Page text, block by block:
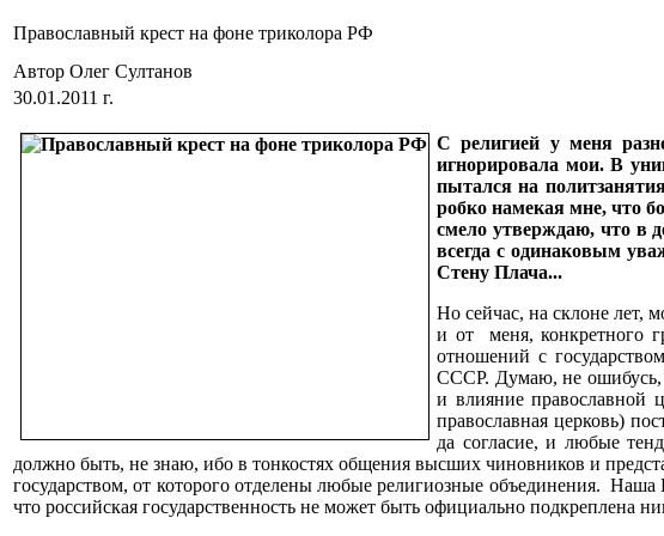
Православный крест на фоне триколора РФ
Автор Олег Султанов
30.01.2011 г.
С религией у меня
игнорировала мои. В
пытался на
робко намекая мне, что
смело утверждаю, что в
всегда с одинаковым
Стену Плача...
Но сейчас, на склоне лет,
и от меня, конкретного
отношений с
СССР. Думаю, не ошибусь,
и влияние православной
православная церковь)
да согласие, и любые
должно быть, не знаю, ибо в тонкостях общения высших чиновников и
государством, от которого отделены любые религиозные объединения.
что российская государственность не может быть официально подкреплена